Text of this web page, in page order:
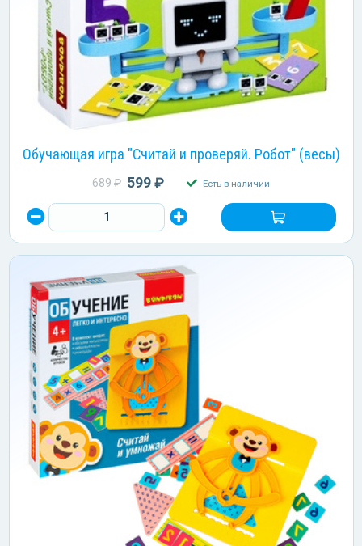
Обучающая игра "Считай и проверяй. Робот" (весы)
689 ₽ 599 ₽ Есть в наличии